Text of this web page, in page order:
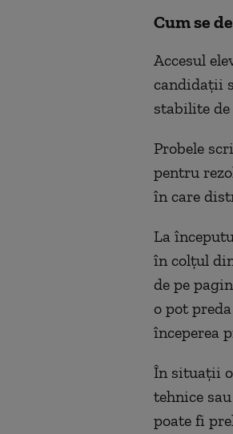
Cum se
Accesul
candidații
stabilite
Probele
pentru
în care
La
în colțul
de pe
o pot
începerea
În situații
tehnice
poate fi